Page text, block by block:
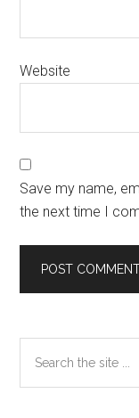
Website
Save my name,
the next time I
Primary
Sidebar
the